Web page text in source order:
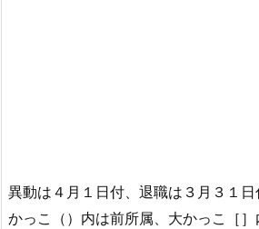
異動は４月１日付、退職は３月３１日
かっこ（）内は前所属、大かっこ［